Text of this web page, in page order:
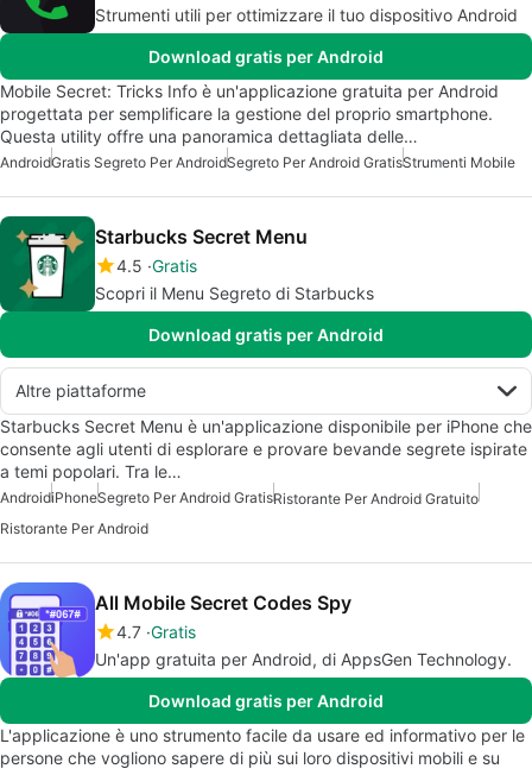
Strumenti utili per ottimizzare il tuo dispositivo Android
Download gratis per Android
Mobile Secret: Tricks Info è un'applicazione gratuita per Android
progettata per semplificare la gestione del proprio smartphone.
Questa utility offre una panoramica dettagliata delle…
AndroidGratis Segreto Per AndroidSegreto Per Android GratisStrumenti Mobile
Starbucks Secret Menu
4.5 Gratis
Scopri il Menu Segreto di Starbucks
Download gratis per Android
Altre piattaforme
Starbucks Secret Menu è un'applicazione disponibile per iPhone che
consente agli utenti di esplorare e provare bevande segrete ispirate
a temi popolari. Tra le…
AndroidiPhoneSegreto Per Android GratisRistorante Per Android Gratuito
Ristorante Per Android
All Mobile Secret Codes Spy
4.7 Gratis
Un'app gratuita per Android, di AppsGen Technology.
Download gratis per Android
L'applicazione è uno strumento facile da usare ed informativo per le
persone che vogliono sapere di più sui loro dispositivi mobili e su